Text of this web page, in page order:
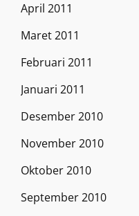
April 2011
Maret 2011
Februari 2011
Januari 2011
Desember 2010
November 2010
Oktober 2010
September 2010